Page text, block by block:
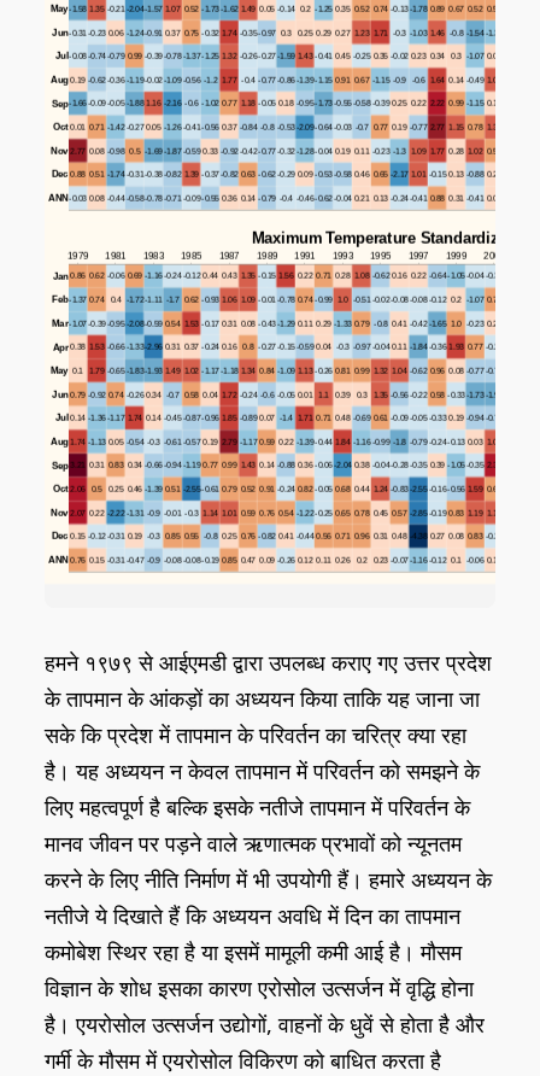
-1.58 1.35 -0.21 -2.04-1.57 1.07 0.52 -1.73-1.62 1.49 0.05 -0.14 0.2 -1.25 0.35 0.52 0.74 -0.13-1.78 0.89 0.67 0.52 0.56
-0.31 -0.23 0.06 -1.24-0.91 0.37 0.75 -0.32 1.74 -0.35-0.97 0.3 0.25 0.29 0.27 1.23 1.71 -0.3 -1.03 1.46 -0.8 -1.54 -1.38
-0.08-0.74-0.79 0.99 -0.39-0.78 -1.37-1.25 1.32 -0.26-0.27-1.59 1.43 -0.41 0.45 -0.25 0.35 -0.02 0.23 0.34 0.3 -1.07 0.04
0.19 -0.62-0.36 -1.19-0.02-1.09 -0.56 -1.2 1.77 -0.4 -0.77-0.86-1.39-1.15 0.91 0.67 -1.15 -0.9 -0.6 1.64 0.14 -0.49 1.09
-1.66-0.09-0.05 -1.88 1.16 -2.16 -0.6 -1.02 0.77 1.18 -0.05 0.18 -0.95-1.73-0.55-0.58 -0.39 0.25 0.22 2.22 0.99 -1.15 0.19
0.01 0.71 -1.42 -0.27 0.05 -1.26 -0.41-0.56 0.37 -0.84 -0.8 -0.53-2.09-0.64-0.03 -0.7 0.77 0.19 -0.77 2.77 1.15 0.78 1.38
2.77 0.08 -0.98 0.5 -1.69-1.87 -0.59 0.33 -0.92-0.42-0.77-0.32-1.28-0.04 0.19 0.11 -0.23 -1.3 1.09 1.77 0.28 1.02 0.51
0.88 0.51 -1.74 -0.31-0.38-0.82 1.39 -0.37-0.82 0.63 -0.62-0.29 0.09 -0.53-0.58 0.46 0.65 -2.17 1.01 -0.15 0.13 -0.88 0.25
-0.03 0.08 -0.44 -0.58-0.78-0.71 -0.09-0.55 0.36 0.14 -0.79 -0.4 -0.46-0.62-0.04 0.21 0.13 -0.24-0.41 0.88 0.31 -0.41 0.06
ANN
Dec
Nov
Oct
Sep
Aug
Jul
Jun
May
0.86 0.62 -0.06 0.69 -1.16-0.24 -0.12 0.44 0.43 1.35 -0.15 1.56 0.22 0.71 0.28 1.08 -0.62 0.16 0.22 -0.64-1.05-0.04 -0.31
-1.37 0.74 0.4 -1.72-1.11 -1.7 0.62 -0.93 1.06 1.09 -0.01 -0.78 0.74 -0.99 1.0 -0.51 -0.02-0.08-0.08 -0.12 0.2 -1.07 0.71
-1.07-0.39-0.95 -2.08-0.59 0.54 1.53 -0.17 0.31 0.08 -0.43-1.29 0.11 0.29 -1.33 0.79 -0.8 0.41 -0.42 -1.65 1.0 -0.23 0.23
0.38 1.53 -0.66 -1.33-2.96 0.31 0.37 -0.24 0.16 0.8 -0.27-0.15-0.59 0.04 -0.3 -0.97 -0.04 0.11 -1.84 -0.36 1.93 0.77 -0.28
0.1 1.79 -0.65 -1.83-1.93 1.49 1.02 -1.17-1.18 1.34 0.84 -1.09 1.13 -0.26 0.81 0.99 1.32 1.04 -0.62 0.96 0.08 -0.77 -0.72
0.79 -0.92 0.74 -0.26 0.34 -0.7 0.58 0.04 1.72 -0.24 -0.6 -0.05 0.01 1.1 0.39 0.3 1.35 -0.56-0.22 0.58 -0.33-1.73 -1.94
0.14 -1.36-1.17 1.74 0.14 -0.45 -0.87-0.96 1.85 -0.89 0.07 -1.4 1.71 0.71 0.48 -0.69 0.61 -0.09-0.05 -0.33 0.19 -0.94 -0.73
1.74 -1.13 0.05 -0.54 -0.3 -0.61 -0.57 0.19 2.79 -1.17 0.59 0.22 -1.39-0.44 1.84 -1.16 -0.99 -1.8 -0.79 -0.24-0.13 0.03 1.07
3.21 0.31 0.83 0.34 -0.66-0.94 -1.19 0.77 0.99 1.43 0.14 -0.88 0.36 -0.06-2.04 0.38 -0.04-0.28-0.35 0.39 -1.05-0.35 2.32
2.06 0.5 0.25 0.46 -1.39 0.51 -2.55-0.61 0.79 0.52 0.91 -0.24 0.82 -0.05 0.68 0.44 1.24 -0.83-2.55 -0.16-0.56 1.59 0.68
2.07 0.22 -2.22 -1.31 -0.9 -0.01 -0.3 1.14 1.01 0.59 0.76 0.54 -1.22-0.25 0.65 0.78 0.45 0.57 -2.85 -0.19 0.83 1.19 1.14
0.15 -0.12-0.31 0.19 -0.3 0.85 0.55 -0.8 0.25 0.76 -0.82 0.41 -0.44 0.56 0.71 0.96 0.31 0.48 -4.38 0.27 0.08 0.83 -0.23
0.76 0.15 -0.31 -0.47 -0.9 -0.08 -0.08-0.19 0.85 0.47 0.09 -0.26 0.12 0.11 0.26 0.2 0.23 -0.07-1.16 -0.12 0.1 -0.06 0.16
1979 1981 1983 1985 1987 1989 1991 1993 1995 1997 1999 2001
ANN
Dec
Nov
Oct
Sep
Aug
Jul
Jun
May
Apr
Mar
Feb
Jan
Maximum Temperature Standardized
हमने १९७९ से आईएमडी द्वारा उपलब्ध कराए गए उत्तर प्रदेश
के तापमान के आंकड़ों का अध्ययन किया ताकि यह जाना जा
सके कि प्रदेश में तापमान के परिवर्तन का चरित्र क्या रहा
है। यह अध्ययन न केवल तापमान में परिवर्तन को समझने के
लिए महत्वपूर्ण है बल्कि इसके नतीजे तापमान में परिवर्तन के
मानव जीवन पर पड़ने वाले ऋणात्मक प्रभावों को न्यूनतम
करने के लिए नीति निर्माण में भी उपयोगी हैं। हमारे अध्ययन के
नतीजे ये दिखाते हैं कि अध्ययन अवधि में दिन का तापमान
कमोबेश स्थिर रहा है या इसमें मामूली कमी आई है। मौसम
विज्ञान के शोध इसका कारण एरोसोल उत्सर्जन में वृद्धि होना
है। एयरोसोल उत्सर्जन उद्योगों, वाहनों के धुवें से होता है और
गर्मी के मौसम में एयरोसोल विकिरण को बाधित करता है